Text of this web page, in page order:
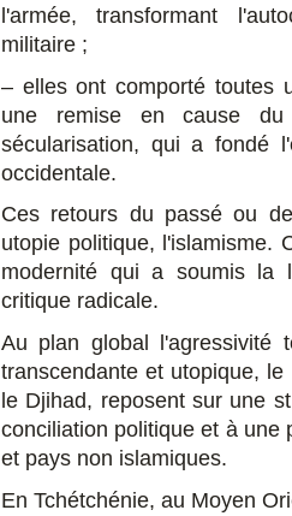
l'armée, transformant
militaire ;
– elles ont comporté toutes
une remise en cause
sécularisation, qui a fondé
occidentale.
Ces retours du passé ou
utopie politique, l'islamisme.
modernité qui a soumis la
critique radicale.
Au plan global l'agressivité
transcendante et utopique,
le Djihad, reposent sur une
conciliation politique et à une
et pays non islamiques.
En Tchétchénie, au Moyen